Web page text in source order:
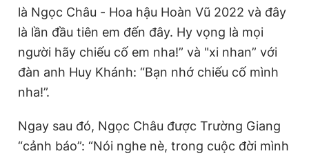
là Ngọc Châu - Hoa hậu Hoàn Vũ 2022 và đây
là lần đầu tiên em đến đây. Hy vọng là mọi
người hãy chiếu cố em nha!” và "xi nhan” với
đàn anh Huy Khánh: “Bạn nhớ chiếu cố mình
nha!”.
Ngay sau đó, Ngọc Châu được Trường Giang
“cảnh báo”: “Nói nghe nè, trong cuộc đời mình